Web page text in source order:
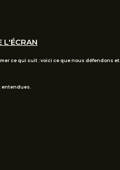
L'ÉCRAN
ce qui suit : voici ce que nous défendons et
entendues.